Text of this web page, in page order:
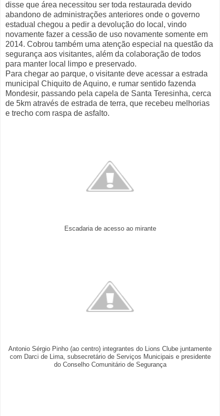
disse que área necessitou ser toda restaurada devido
abandono de administrações anteriores onde o governo
estadual chegou a pedir a devolução do local, vindo
novamente fazer a cessão de uso novamente somente em
2014. Cobrou também uma atenção especial na questão da
segurança aos visitantes, além da colaboração de todos
para manter local limpo e preservado.
Para chegar ao parque, o visitante deve acessar a estrada
municipal Chiquito de Aquino, e rumar sentido fazenda
Mondesir, passando pela capela de Santa Teresinha, cerca
de 5km através de estrada de terra, que recebeu melhorias
e trecho com raspa de asfalto.
Escadaria de acesso ao mirante
Antonio Sérgio Pinho (ao centro) integrantes do Lions Clube juntamente
com Darci de Lima, subsecretário de Serviços Municipais e presidente
do Conselho Comunitário de Segurança